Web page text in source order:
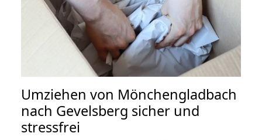
Umziehen von Mönchengladbach
nach Gevelsberg sicher und
stressfrei